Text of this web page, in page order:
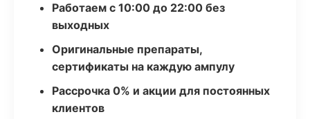
Работаем с 10:00 до 22:00 без
выходных
Оригинальные препараты,
сертификаты на каждую ампулу
Рассрочка 0% и акции для постоянных
клиентов